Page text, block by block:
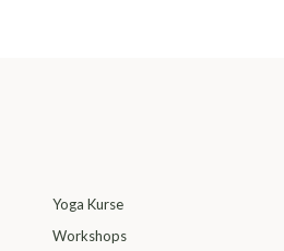
Yoga Kurse
Workshops